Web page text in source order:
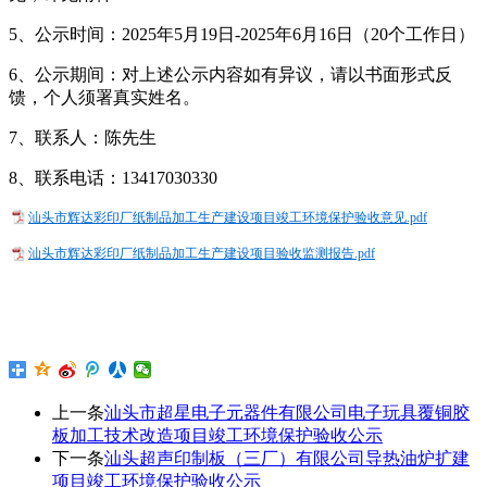
5、公示时间：2025年5月19日-2025年6月16日（20个工作日）
6、公示期间：对上述公示内容如有异议，请以书面形式反
馈，个人须署真实姓名。
7、联系人：陈先生
8、联系电话：13417030330
汕头市辉达彩印厂纸制品加工生产建设项目竣工环境保护验收意见.pdf
汕头市辉达彩印厂纸制品加工生产建设项目验收监测报告.pdf
上一条汕头市超星电子元器件有限公司电子玩具覆铜胶
板加工技术改造项目竣工环境保护验收公示
下一条汕头超声印制板（三厂）有限公司导热油炉扩建
项目竣工环境保护验收公示